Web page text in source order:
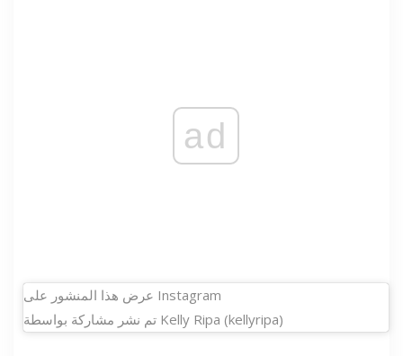
ad
عرض هذا المنشور على Instagram
تم نشر مشاركة بواسطة Kelly Ripa (kellyripa)